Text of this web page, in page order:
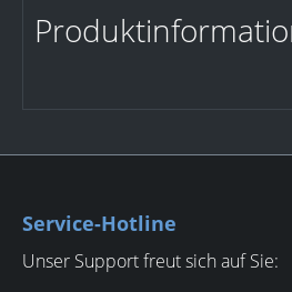
Service-Hotline
Unser Support freut sich auf Sie: